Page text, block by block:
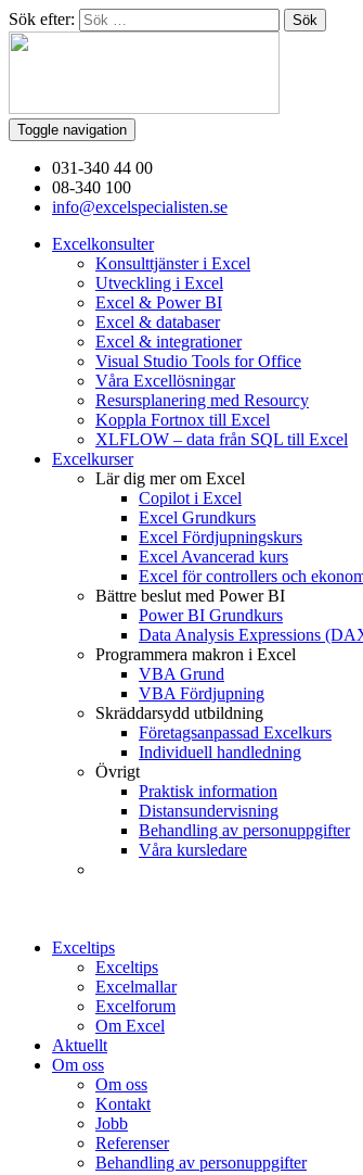
Sök efter:
Toggle navigation
031-340 44 00
08-340 100
info@excelspecialisten.se
Excelkonsulter
Konsulttjänster i Excel
Utveckling i Excel
Excel & Power BI
Excel & databaser
Excel & integrationer
Visual Studio Tools for Office
Våra Excellösningar
Resursplanering med Resourcy
Koppla Fortnox till Excel
XLFLOW – data från SQL till Excel
Excelkurser
Lär dig mer om Excel
Copilot i Excel
Excel Grundkurs
Excel Fördjupningskurs
Excel Avancerad kurs
Excel för controllers och
Bättre beslut med Power BI
Power BI Grundkurs
Data Analysis Expressions
Programmera makron i Excel
VBA Grund
VBA Fördjupning
Skräddarsydd utbildning
Företagsanpassad Excelkurs
Individuell handledning
Övrigt
Praktisk information
Distansundervisning
Behandling av personuppgifter
Våra kursledare
Exceltips
Exceltips
Excelmallar
Excelforum
Om Excel
Aktuellt
Om oss
Om oss
Kontakt
Jobb
Referenser
Behandling av personuppgifter